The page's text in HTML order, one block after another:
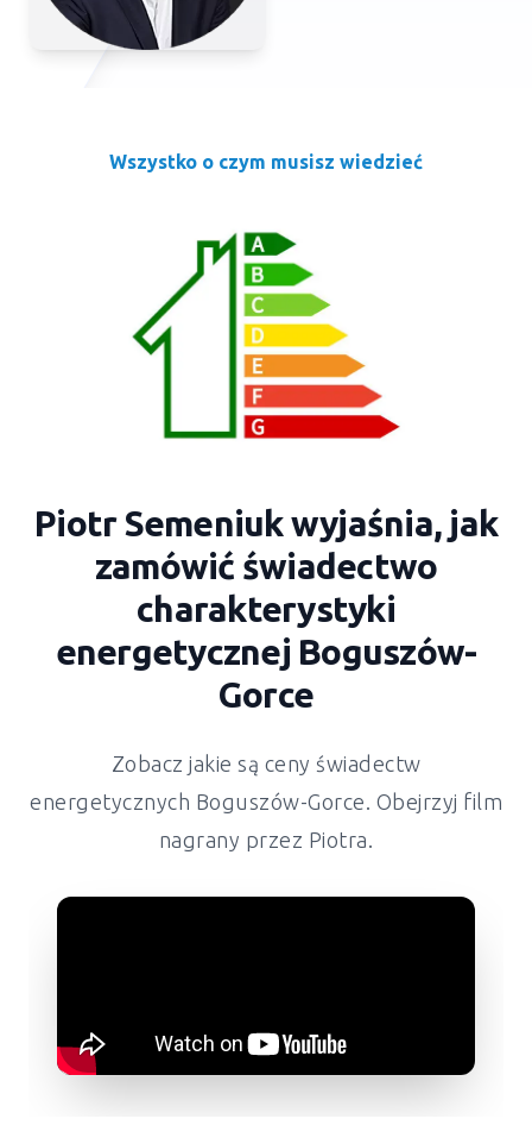
Wszystko o czym musisz wiedzieć
Piotr Semeniuk wyjaśnia, jak
zamówić świadectwo
charakterystyki
energetycznej Boguszów-
Gorce
Zobacz jakie są ceny świadectw
energetycznych Boguszów-Gorce. Obejrzyj film
nagrany przez Piotra.